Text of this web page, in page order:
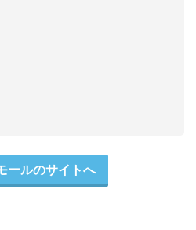
ールのサイトへ